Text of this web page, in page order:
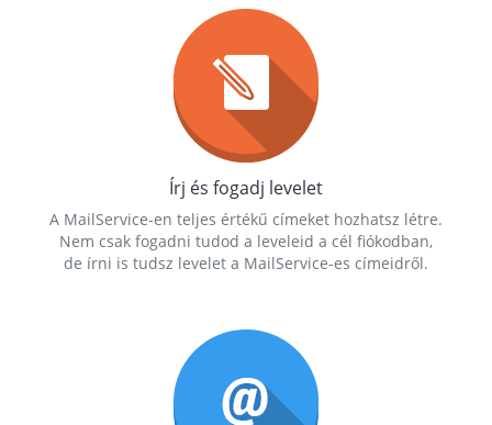
Írj és fogadj levelet
A MailService-en teljes értékű címeket hozhatsz létre.
Nem csak fogadni tudod a leveleid a cél fiókodban,
de írni is tudsz levelet a MailService-es címeidről.